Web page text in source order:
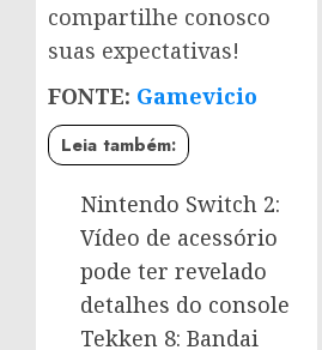
compartilhe conosco
suas expectativas!
FONTE: Gamevicio
Leia também:
Nintendo Switch 2:
Vídeo de acessório
pode ter revelado
detalhes do console
Tekken 8: Bandai